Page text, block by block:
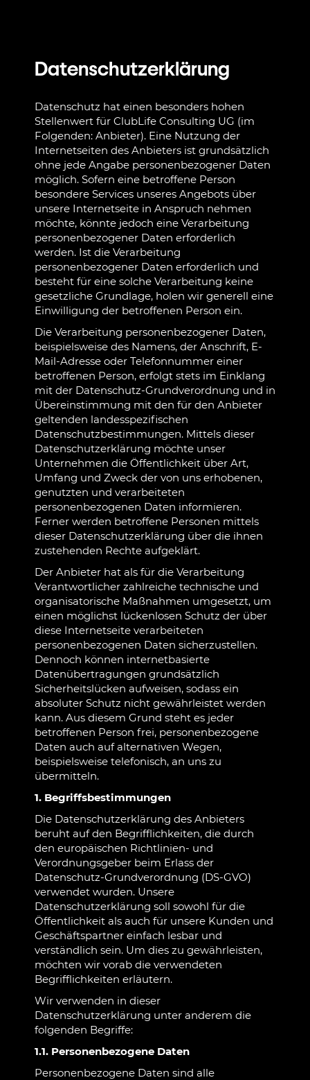
Datenschutzerklärung
Datenschutz hat einen besonders hohen
Stellenwert für ClubLife Consulting UG (im
Folgenden: Anbieter). Eine Nutzung der
Internetseiten des Anbieters ist grundsätzlich
ohne jede Angabe personenbezogener Daten
möglich. Sofern eine betroffene Person
besondere Services unseres Angebots über
unsere Internetseite in Anspruch nehmen
möchte, könnte jedoch eine Verarbeitung
personenbezogener Daten erforderlich
werden. Ist die Verarbeitung
personenbezogener Daten erforderlich und
besteht für eine solche Verarbeitung keine
gesetzliche Grundlage, holen wir generell eine
Einwilligung der betroffenen Person ein.
Die Verarbeitung personenbezogener Daten,
beispielsweise des Namens, der Anschrift, E-
Mail-Adresse oder Telefonnummer einer
betroffenen Person, erfolgt stets im Einklang
mit der Datenschutz-Grundverordnung und in
Übereinstimmung mit den für den Anbieter
geltenden landesspezifischen
Datenschutzbestimmungen. Mittels dieser
Datenschutzerklärung möchte unser
Unternehmen die Öffentlichkeit über Art,
Umfang und Zweck der von uns erhobenen,
genutzten und verarbeiteten
personenbezogenen Daten informieren.
Ferner werden betroffene Personen mittels
dieser Datenschutzerklärung über die ihnen
zustehenden Rechte aufgeklärt.
Der Anbieter hat als für die Verarbeitung
Verantwortlicher zahlreiche technische und
organisatorische Maßnahmen umgesetzt, um
einen möglichst lückenlosen Schutz der über
diese Internetseite verarbeiteten
personenbezogenen Daten sicherzustellen.
Dennoch können internetbasierte
Datenübertragungen grundsätzlich
Sicherheitslücken aufweisen, sodass ein
absoluter Schutz nicht gewährleistet werden
kann. Aus diesem Grund steht es jeder
betroffenen Person frei, personenbezogene
Daten auch auf alternativen Wegen,
beispielsweise telefonisch, an uns zu
übermitteln.
1. Begriffsbestimmungen
Die Datenschutzerklärung des Anbieters
beruht auf den Begrifflichkeiten, die durch
den europäischen Richtlinien- und
Verordnungsgeber beim Erlass der
Datenschutz-Grundverordnung (DS-GVO)
verwendet wurden. Unsere
Datenschutzerklärung soll sowohl für die
Öffentlichkeit als auch für unsere Kunden und
Geschäftspartner einfach lesbar und
verständlich sein. Um dies zu gewährleisten,
möchten wir vorab die verwendeten
Begrifflichkeiten erläutern.
Wir verwenden in dieser
Datenschutzerklärung unter anderem die
folgenden Begriffe:
1.1. Personenbezogene Daten
Personenbezogene Daten sind alle